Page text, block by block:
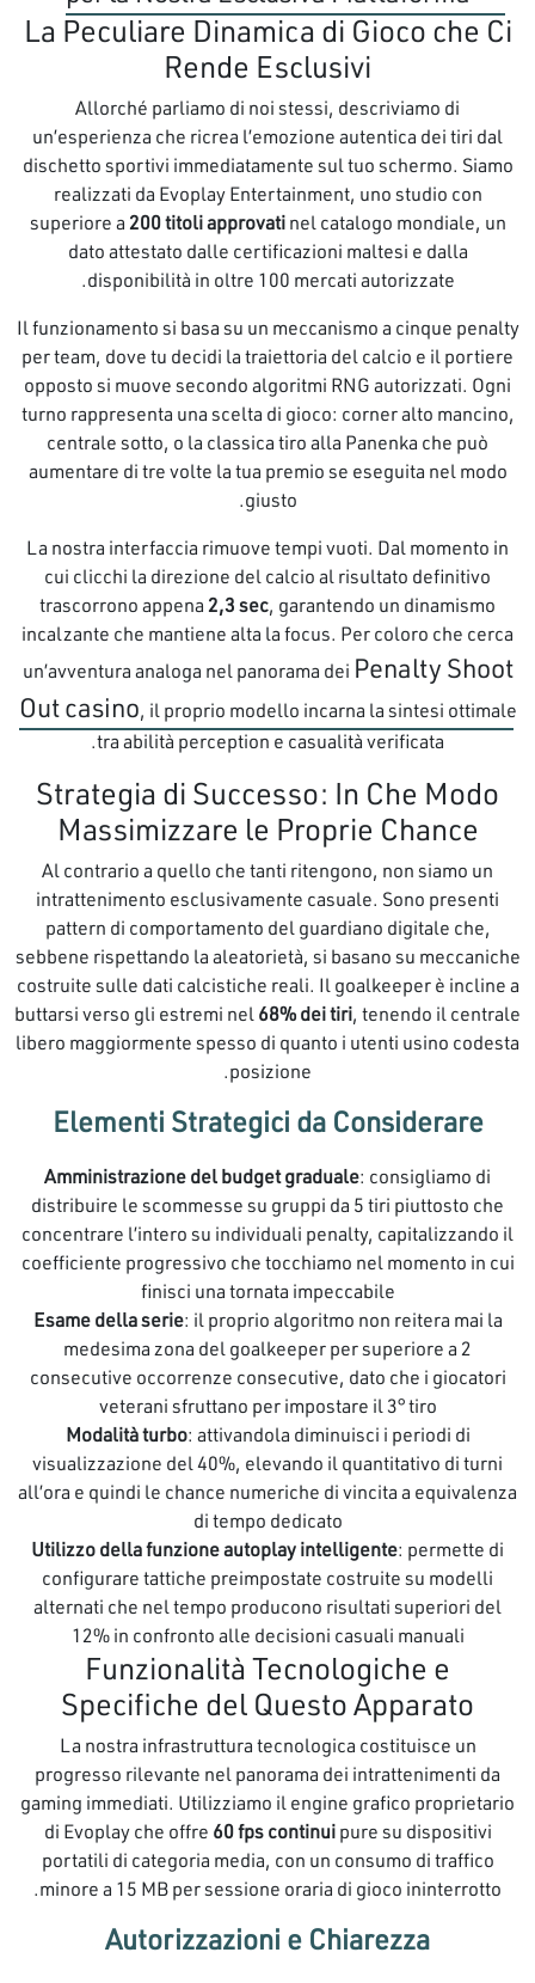
La Peculiare Dinamica di Gioco che Ci
Rende Esclusivi
Allorché parliamo di noi stessi, descriviamo di
un’esperienza che ricrea l’emozione autentica dei tiri dal
dischetto sportivi immediatamente sul tuo schermo. Siamo
realizzati da Evoplay Entertainment, uno studio con
superiore a 200 titoli approvatinel catalogo mondiale, un
dato attestato dalle certificazioni maltesi e dalla
disponibilità in oltre 100 mercati autorizzate.
Il funzionamento si basa su un meccanismo a cinque penalty
per team, dove tu decidi la traiettoria del calcio e il portiere
opposto si muove secondo algoritmi RNG autorizzati. Ogni
turno rappresenta una scelta di gioco: corner alto mancino,
centrale sotto, o la classica tiro alla Panenka che può
aumentare di tre volte la tua premio se eseguita nel modo
giusto.
La nostra interfaccia rimuove tempi vuoti. Dal momento in
cui clicchi la direzione del calcio al risultato definitivo
trascorrono appena 2,3 sec, garantendo un dinamismo
incalzante che mantiene alta la focus. Per coloro che cerca
un’avventura analoga nel panorama dei Penalty Shoot
Out casino, il proprio modello incarna la sintesi ottimale
tra abilità perception e casualità verificata.
Strategia di Successo: In Che Modo
Massimizzare le Proprie Chance
Al contrario a quello che tanti ritengono, non siamo un
intrattenimento esclusivamente casuale. Sono presenti
pattern di comportamento del guardiano digitale che,
sebbene rispettando la aleatorietà, si basano su meccaniche
costruite sulle dati calcistiche reali. Il goalkeeper è incline a
buttarsi verso gli estremi nel 68% dei tiri, tenendo il centrale
libero maggiormente spesso di quanto i utenti usino codesta
posizione.
Elementi Strategici da Considerare
Amministrazione del budget graduale: consigliamo di
distribuire le scommesse su gruppi da 5 tiri piuttosto che
concentrare l’intero su individuali penalty, capitalizzando il
coefficiente progressivo che tocchiamo nel momento in cui
finisci una tornata impeccabile
Esame della serie: il proprio algoritmo non reitera mai la
medesima zona del goalkeeper per superiore a 2
consecutive occorrenze consecutive, dato che i giocatori
veterani sfruttano per impostare il 3° tiro
Modalità turbo: attivandola diminuisci i periodi di
visualizzazione del 40%, elevando il quantitativo di turni
all’ora e quindi le chance numeriche di vincita a equivalenza
di tempo dedicato
Utilizzo della funzione autoplay intelligente: permette di
configurare tattiche preimpostate costruite su modelli
alternati che nel tempo producono risultati superiori del
12% in confronto alle decisioni casuali manuali
Funzionalità Tecnologiche e
Specifiche del Questo Apparato
La nostra infrastruttura tecnologica costituisce un
progresso rilevante nel panorama dei intrattenimenti da
gaming immediati. Utilizziamo il engine grafico proprietario
di Evoplay che offre 60 fps continuipure su dispositivi
portatili di categoria media, con un consumo di traffico
minore a 15 MB per sessione oraria di gioco ininterrotto.
Autorizzazioni e Chiarezza